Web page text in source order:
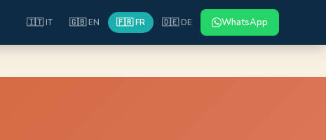
🇮🇹 IT 🇬🇧 EN 🇫🇷 FR 🇩🇪 DE WhatsApp